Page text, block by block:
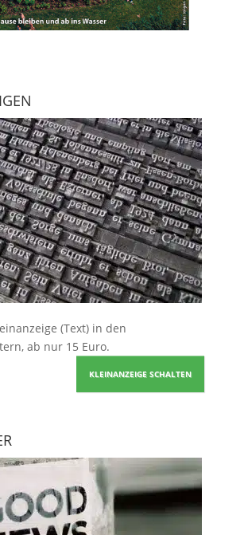
(Text) in den
ab nur 15 Euro.
KLEINANZEIGE SCHALTEN